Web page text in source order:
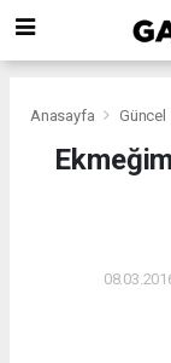
Anasayfa Güncel